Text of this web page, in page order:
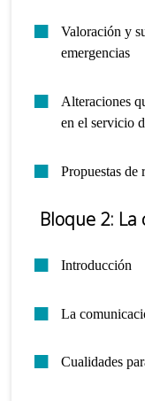
Valoración y
emergencias
Alteraciones
en el servicio
Propuestas de
Bloque 2:
Introducción
La
Cualidades